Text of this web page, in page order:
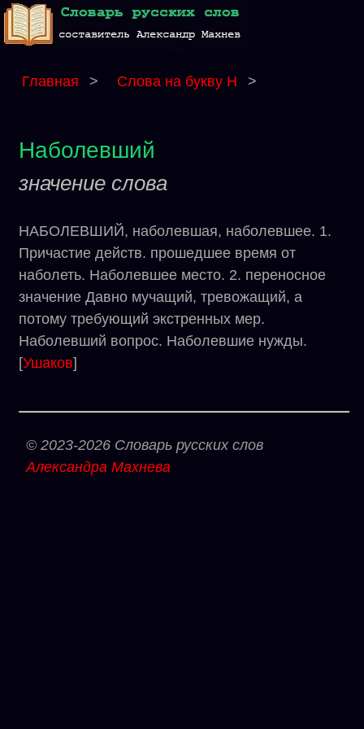
Главная > Слова на букву Н >
Наболевший
значение слова
НАБОЛЕВШИЙ, наболевшая, наболевшее. 1.
Причастие действ. прошедшее время от
наболеть. Наболевшее место. 2. переносное
значение Давно мучащий, тревожащий, а
потому требующий экстренных мер.
Наболевший вопрос. Наболевшие нужды.
[Ушаков]
© 2023-2026 Словарь русских слов
Александра Махнева